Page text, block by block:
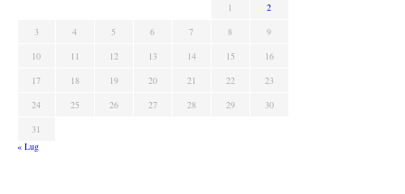
1
2
3
4 5 6 7 8
9
10
11 12 13 14 15
16
17
18 19 20 21 22
23
24
25 26 27 28 29
30
31
« Lug